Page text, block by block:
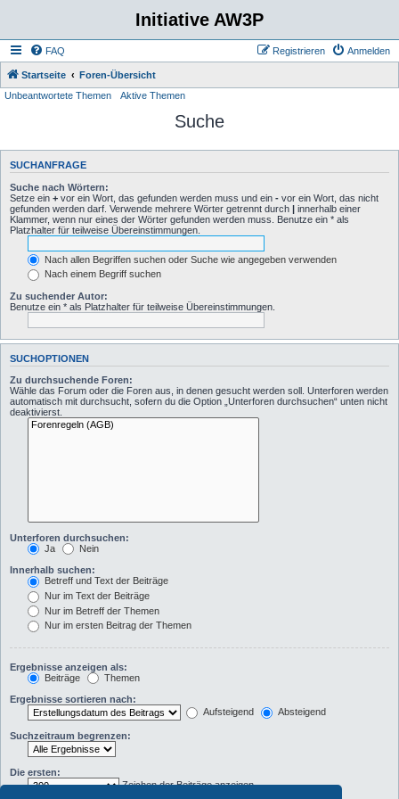
Initiative AW3P
FAQ Anmelden
Registrieren
Startseite
Foren-Übersicht
Unbeantwortete Themen
Aktive Themen
Suche
SUCHANFRAGE
Suche nach Wörtern:
Setze ein + vor ein Wort, das gefunden werden muss und ein - vor ein Wort, das nicht
gefunden werden darf. Verwende mehrere Wörter getrennt durch | innerhalb einer
Klammer, wenn nur eines der Wörter gefunden werden muss. Benutze ein * als
Platzhalter für teilweise Übereinstimmungen.
Nach allen Begriffen suchen oder Suche wie angegeben verwenden
Nach einem Begriff suchen
Zu suchender Autor:
Benutze ein * als Platzhalter für teilweise Übereinstimmungen.
SUCHOPTIONEN
Zu durchsuchende Foren:
Wähle das Forum oder die Foren aus, in denen gesucht werden soll. Unterforen werden
automatisch mit durchsucht, sofern du die Option „Unterforen durchsuchen“ unten nicht
deaktivierst.
Unterforen durchsuchen:
Ja
Nein
Innerhalb suchen:
Betreff und Text der Beiträge
Nur im Text der Beiträge
Nur im Betreff der Themen
Nur im ersten Beitrag der Themen
Ergebnisse anzeigen als:
Beiträge
Themen
Ergebnisse sortieren nach:
Aufsteigend
Absteigend
Suchzeitraum begrenzen:
Die ersten:
Zeichen der Beiträge anzeigen